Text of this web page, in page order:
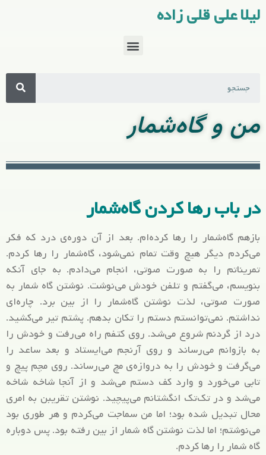
لیلا علی قلی زاده
من و گاه‌شمار
در باب رها کردن گاه‌شمار
بازهم گاه‌شمار را رها کرده‌ام. بعد از آن دوره‌ی درد که فکر
می‌کردم دیگر هیچ وقت تمام نمی‌شود، گاه‌شمار را رها کردم.
تمریناتم را به صورت صوتی، انجام می‌دادم. به جای آنکه
بنویسم، می‌گفتم و تلفن خودش می‌نوشت. نوشتن گاه شمار به
صورت صوتی، لذت نوشتن گاه‌شمار را از بین برد. چاره‌ای
نداشتم. نمی‌توانستم دستم را تکان بدهم. پشتم تیر می‌کشید.
درد از گردنم شروع می‌شد. روی کتفم راه می‌رفت و خودش را
به بازوانم می‌رساند و روی آرنجم می‌ایستاد و بعد ساعد را
می‌گرفت و خودش را به دروازه‌ی مچ می‌رساند. روی مچم پیچ و
تابی می‌خورد و وارد کف دستم می‌شد و از آنجا شاخه شاخه
می‌شد و در تک‌تک انگشتانم می‌پیچید. نوشتن تقریبن به امری
محال تبدیل شده بود؛ اما من سماجت می‌کردم و هر طوری بود
می‌نوشتم؛ اما لذت نوشتن گاه شمار از بین رفته بود. پس دوباره
گاه شمار را رها کردم.